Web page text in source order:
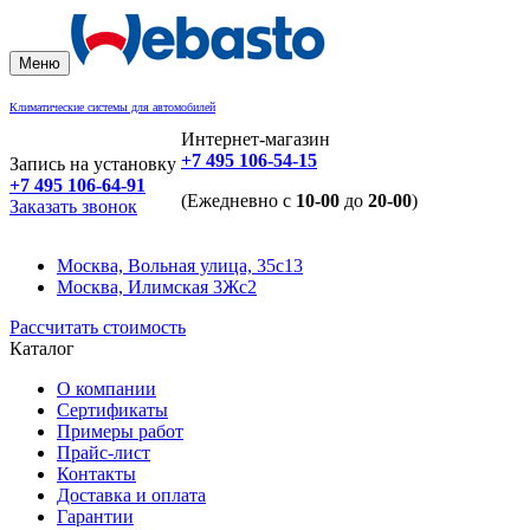
Меню
Климатические системы для автомобилей
Запись на установку
+7 495 106-64-91
Заказать звонок
Интернет-магазин
+7 495 106-54-15
(Ежедневно с 10-00 до 20-00)
Москва, Вольная улица, 35с13
Москва, Илимская 3Жс2
Рассчитать стоимость
Каталог
О компании
Сертификаты
Примеры работ
Прайс-лист
Контакты
Доставка и оплата
Гарантии